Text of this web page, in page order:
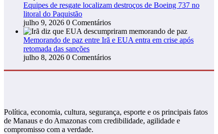
Equipes de resgate localizam destroços de Boeing 737 no
litoral do Paquistão
julho 9, 2026 0 Comentários
Memorando de paz entre Irã e EUA entra em crise após
retomada das sanções
julho 8, 2026 0 Comentários
Política, economia, cultura, segurança, esporte e os principais fatos
de Manaus e do Amazonas com credibilidade, agilidade e
compromisso com a verdade.